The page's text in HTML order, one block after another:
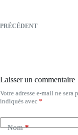
PRÉCÉDENT
Laisser un commentaire
Votre adresse e-mail ne sera
indiqués avec *
Nom*